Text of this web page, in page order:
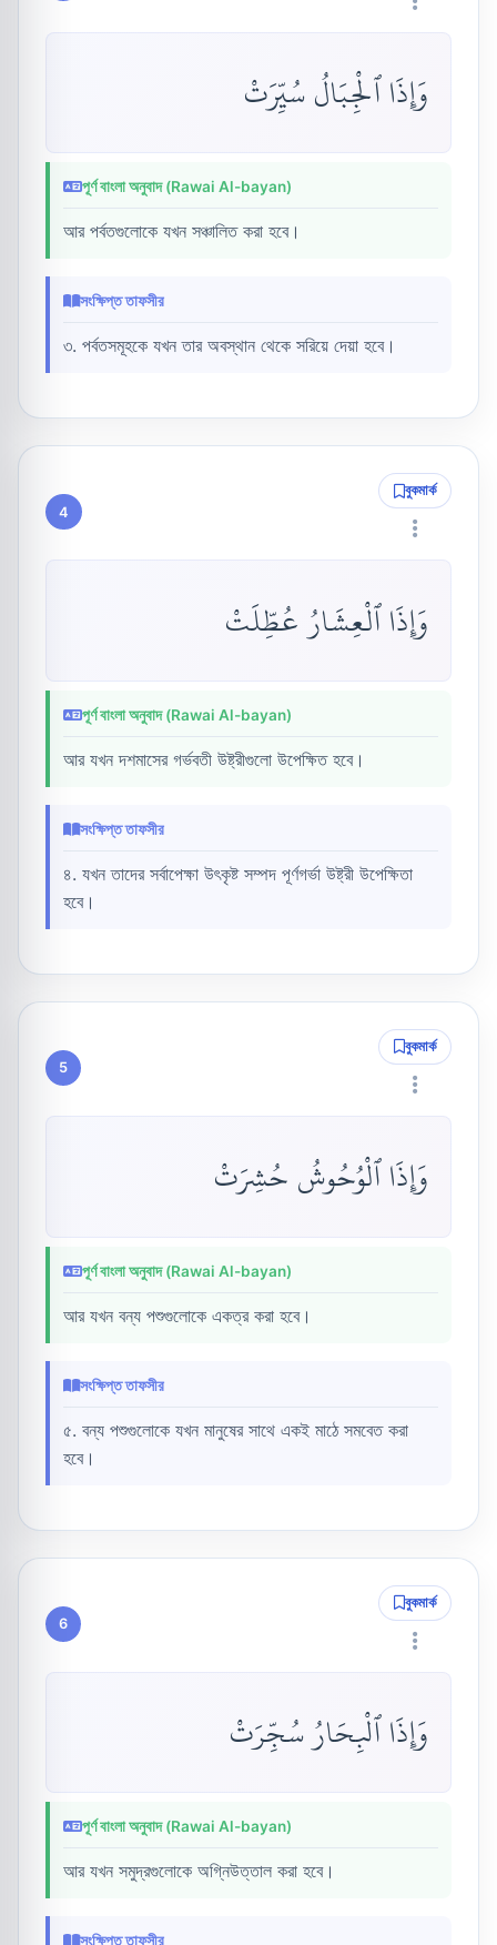
وَإِذَا ٱلْجِبَالُ سُيِّرَتْ
পূর্ণ বাংলা অনুবাদ (Rawai Al-bayan)
আর পর্বতগুলোকে যখন সঞ্চালিত করা হবে।
সংক্ষিপ্ত তাফসীর
৩. পর্বতসমূহকে যখন তার অবস্থান থেকে সরিয়ে দেয়া হবে।
4
বুকমার্ক
وَإِذَا ٱلْعِشَارُ عُطِّلَتْ
পূর্ণ বাংলা অনুবাদ (Rawai Al-bayan)
আর যখন দশমাসের গর্ভবতী উষ্ট্রীগুলো উপেক্ষিত হবে।
সংক্ষিপ্ত তাফসীর
৪. যখন তাদের সর্বাপেক্ষা উৎকৃষ্ট সম্পদ পূর্ণগর্ভা উষ্ট্রী উপেক্ষিতা
হবে।
5
বুকমার্ক
وَإِذَا ٱلْوُحُوشُ حُشِرَتْ
পূর্ণ বাংলা অনুবাদ (Rawai Al-bayan)
আর যখন বন্য পশুগুলোকে একত্র করা হবে।
সংক্ষিপ্ত তাফসীর
৫. বন্য পশুগুলোকে যখন মানুষের সাথে একই মাঠে সমবেত করা
হবে।
6
বুকমার্ক
وَإِذَا ٱلْبِحَارُ سُجِّرَتْ
পূর্ণ বাংলা অনুবাদ (Rawai Al-bayan)
আর যখন সমুদ্রগুলোকে অগ্নিউত্তাল করা হবে।
সংক্ষিপ্ত তাফসীর